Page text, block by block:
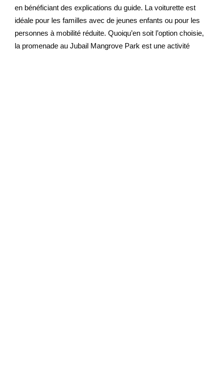
en bénéficiant des explications du guide. La voiturette est
idéale pour les familles avec de jeunes enfants ou pour les
personnes à mobilité réduite. Quoiqu’en soit l’option choisie,
la promenade au Jubail Mangrove Park est une activité